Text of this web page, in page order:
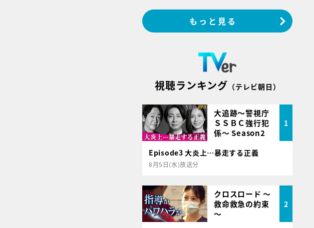
もっと見る
視聴ランキング （テレビ朝日）
大追跡～警視庁
ＳＳＢＣ強行犯
係～ Season2
1
Episode3 大炎上…暴走する正義
8月5日(水)放送分
クロスロード ～
救命救急の約束
～
2